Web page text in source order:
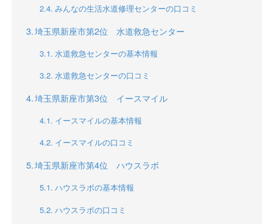
みんなの生活水道修理センターの口コミ
埼玉県新座市第2位 水道救急センター
水道救急センターの基本情報
水道救急センターの口コミ
埼玉県新座市第3位 イースマイル
イースマイルの基本情報
イースマイルの口コミ
埼玉県新座市第4位 ハウスラボ
ハウスラボの基本情報
ハウスラボの口コミ